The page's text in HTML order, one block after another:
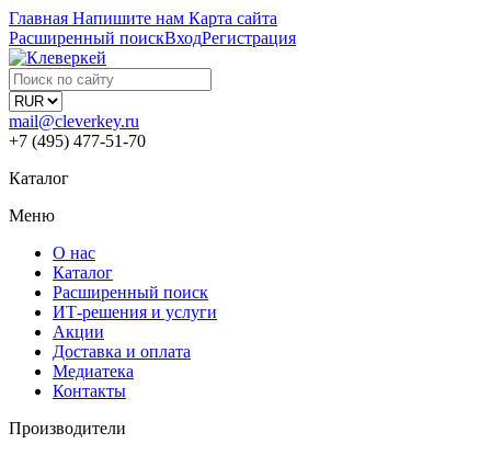
Главная Напишите нам Карта сайта
Расширенный поискВходРегистрация
mail@cleverkey.ru
+7 (495) 477-51-70
Каталог
Меню
О нас
Каталог
Расширенный поиск
ИТ-решения и услуги
Акции
Доставка и оплата
Медиатека
Контакты
Производители